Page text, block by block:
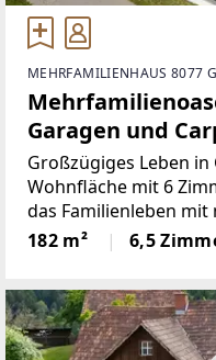
MEHRFAMILIENHAUS 8077
Garagen und
Großzügiges Leben in
Wohnfläche mit 6
das Familienleben
komfortables
vereinen!Der
182 m² 6,5